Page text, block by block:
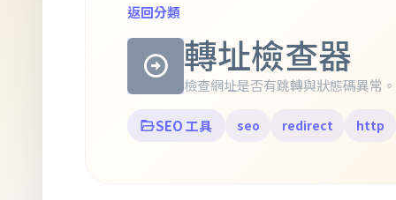
返回分類
轉址檢查器
檢查網址是否有跳轉與狀態碼異常。
SEO 工具 seo redirect http